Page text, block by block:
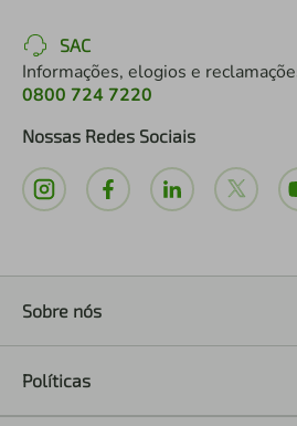
SAC
Informações, elogios e
0800 724 7220
Nossas Redes Sociais
Sobre nós
Políticas